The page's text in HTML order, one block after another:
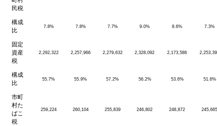
民税
構成
比
7.8% 7.8% 7.7% 9.0% 8.6% 7.3%
固定
資産
税
2,292,322 2,257,966 2,279,632 2,328,092 2,173,586
構成
比
55.7% 55.9% 57.2% 56.2% 53.6% 51.6%
市町
村た
ばこ
税
259,224 260,104 255,839 246,802 248,872 245,665